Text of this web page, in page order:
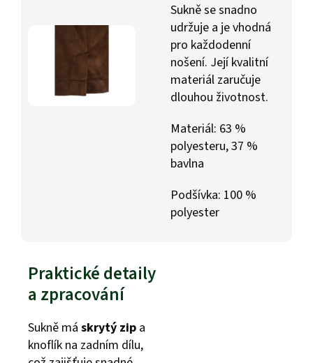
Sukně se snadno
udržuje a je vhodná
pro každodenní
nošení. Její kvalitní
materiál zaručuje
dlouhou životnost.
Materiál: 63 %
polyesteru, 37 %
bavlna
Podšívka: 100 %
polyester
Praktické detaily
a zpracování
Sukně má skrytý zip a
knoflík na zadním dílu,